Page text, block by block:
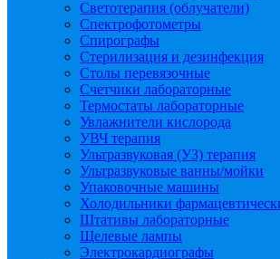
Светотерапия (облучатели)
Спектрофотометры
Спирографы
Стерилизация и дезинфекция
Столы перевязочные
Счетчики лабораторные
Термостаты лабораторные
Увлажнители кислорода
УВЧ терапия
Ультразвуковая (УЗ) терапия
Ультразвуковые ванны/мойки
Упаковочные машины
Холодильники
Штативы лабораторные
Щелевые лампы
Электрокардиографы